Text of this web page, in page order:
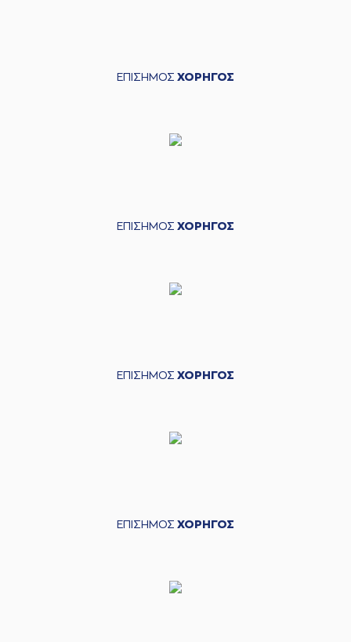
ΕΠΙΣΗΜΟΣ ΧΟΡΗΓΟΣ
ΕΠΙΣΗΜΟΣ ΧΟΡΗΓΟΣ
ΕΠΙΣΗΜΟΣ ΧΟΡΗΓΟΣ
ΕΠΙΣΗΜΟΣ ΧΟΡΗΓΟΣ